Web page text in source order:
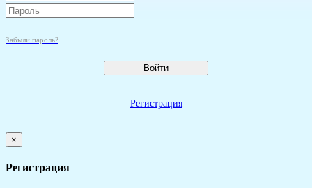
Забыли пароль?
Войти
Регистрация
×
Регистрация